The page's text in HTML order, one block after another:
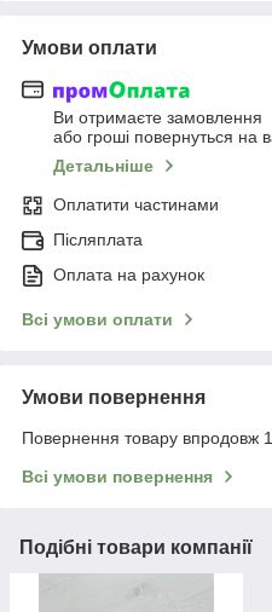
Умови оплати
Ви отримаєте замовлення
або гроші повернуться на
Детальніше
Оплатити частинами
Післяплата
Оплата на рахунок
Всі умови оплати
Умови повернення
Повернення товару впродовж
Всі умови повернення
Подібні товари компанії